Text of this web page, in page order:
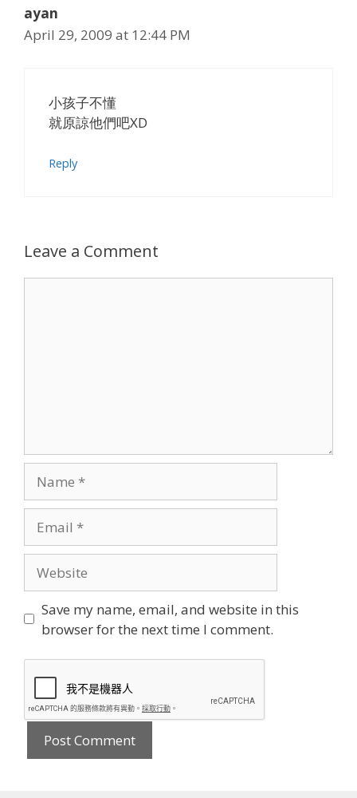
ayan
April 29, 2009 at 12:44 PM
小孩子不懂
就原諒他們吧XD
Reply
Leave a Comment
Save my name, email, and website in this
browser for the next time I comment.